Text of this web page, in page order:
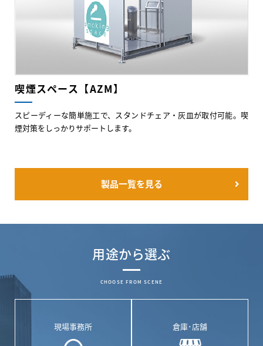
喫煙スペース【AZM】
スピーディーな簡単施工で、スタンドチェア・灰皿が取付可能。喫
煙対策をしっかりサポートします。
製品一覧を見る
用途から選ぶ
CHOOSE FROM SCENE
現場事務所 倉庫･店舗